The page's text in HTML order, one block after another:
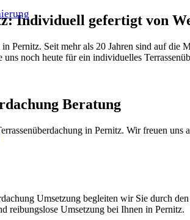
Individuell gefertigt von
Pernitz. Seit mehr als 20 Jahren sind auf die
noch heute für ein individuelles
Beratung
in Pernitz. Wir freuen uns
Umsetzung begleiten wir Sie durch
reibungslose Umsetzung bei Ihnen in Pernitz.